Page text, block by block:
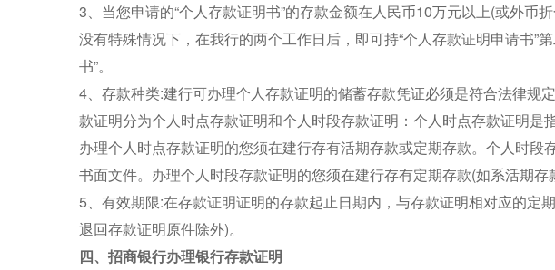
3、当您申请的“个人存款证明书”的存款金额在人民币10万元以上(或外币
没有特殊情况下，在我行的两个工作日后，即可持“个人存款证明申请书”
书”。
4、存款种类:建行可办理个人存款证明的储蓄存款凭证必须是符合法律规
款证明分为个人时点存款证明和个人时段存款证明：个人时点存款证明是
办理个人时点存款证明的您须在建行存有活期存款或定期存款。个人时
书面文件。办理个人时段存款证明的您须在建行存有定期存款(如系活期存
5、有效期限:在存款证明证明的存款起止日期内，与存款证明相对应的定
退回存款证明原件除外)。
四、招商银行办理银行存款证明